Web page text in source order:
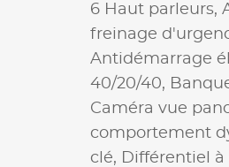
6 Haut parleurs,
freinage
Antidémarrage
40/20/40,
Caméra vue
comportement
clé, Différentiel